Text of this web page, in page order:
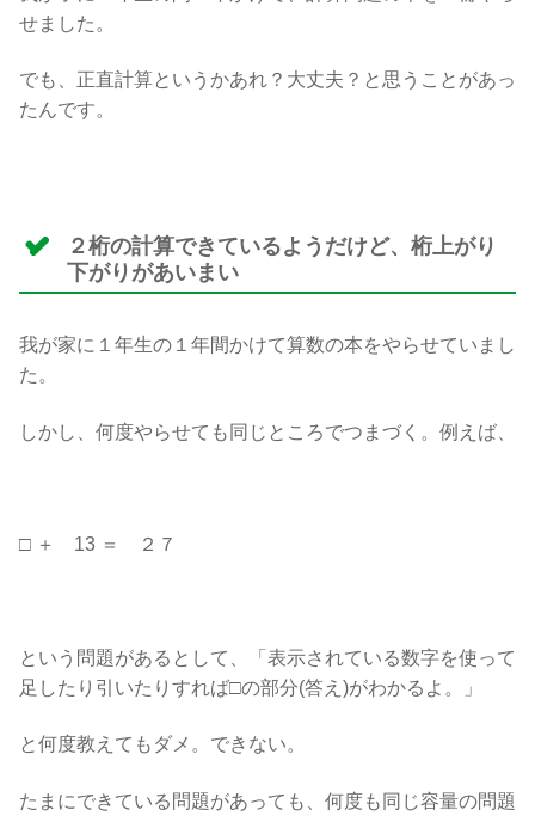
せました。
でも、正直計算というかあれ？大丈夫？と思うことがあっ
たんです。
２桁の計算できているようだけど、桁上がり
下がりがあいまい
我が家に１年生の１年間かけて算数の本をやらせていまし
た。
しかし、何度やらせても同じところでつまづく。例えば、
□ ＋ 13 ＝ ２７
という問題があるとして、「表示されている数字を使って
足したり引いたりすれば□の部分(答え)がわかるよ。」
と何度教えてもダメ。できない。
たまにできている問題があっても、何度も同じ容量の問題